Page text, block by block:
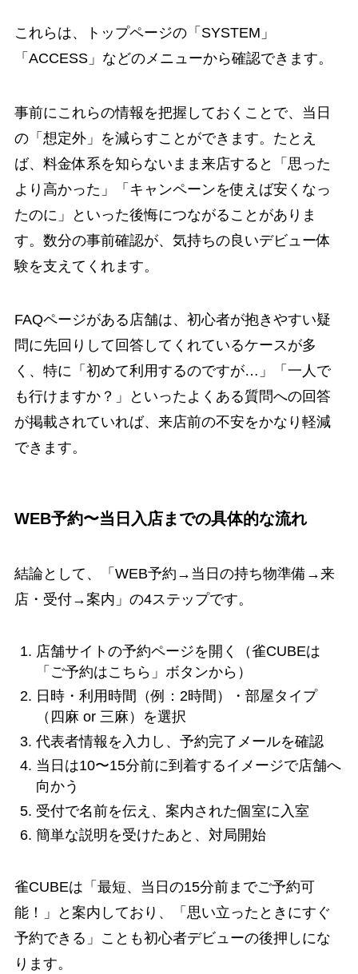
これらは、トップページの「SYSTEM」
「ACCESS」などのメニューから確認できます。
事前にこれらの情報を把握しておくことで、当日
の「想定外」を減らすことができます。たとえ
ば、料金体系を知らないまま来店すると「思った
より高かった」「キャンペーンを使えば安くなっ
たのに」といった後悔につながることがありま
す。数分の事前確認が、気持ちの良いデビュー体
験を支えてくれます。
FAQページがある店舗は、初心者が抱きやすい疑
問に先回りして回答してくれているケースが多
く、特に「初めて利用するのですが…」「一人で
も行けますか？」といったよくある質問への回答
が掲載されていれば、来店前の不安をかなり軽減
できます。
WEB予約〜当日入店までの具体的な流れ
結論として、「WEB予約→当日の持ち物準備→来
店・受付→案内」の4ステップです。
店舗サイトの予約ページを開く（雀CUBEは
「ご予約はこちら」ボタンから）
日時・利用時間（例：2時間）・部屋タイプ
（四麻 or 三麻）を選択
代表者情報を入力し、予約完了メールを確認
当日は10〜15分前に到着するイメージで店舗へ
向かう
受付で名前を伝え、案内された個室に入室
簡単な説明を受けたあと、対局開始
雀CUBEは「最短、当日の15分前までご予約可
能！」と案内しており、「思い立ったときにすぐ
予約できる」ことも初心者デビューの後押しにな
ります。